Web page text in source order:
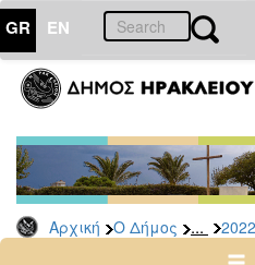
GR EN
Αρχική Ο Δήμος ... 2022
ΔΗΜΟΣ
Δελτία
Τύπου
Αρχείο
2026